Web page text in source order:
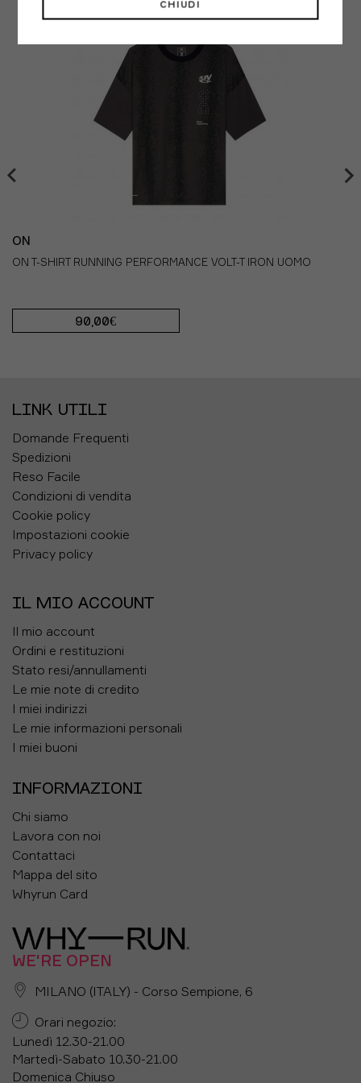
Come prendere le misure:
esegui la misurazione in corrispondenza del
punto più ampio del torace, tenendo il metro sempre
parallelo al pavimento.
misura la circonferenza della vita in
corrispondenza del punto più stretto dell'addome (di
solito corrisponde al punto in cui si forma
tenendo il metro sempre parallelo al pavimento.
esegui la misurazione in corrispondenza del
punto di massima larghezza dei fianchi, tenendo il
ON
ON T-SHIRT RUNNING PERFORMANCE VOLT-T IRON UOMO
90,00€
LINK UTILI
Domande Frequenti
Spedizioni
Reso Facile
Condizioni di vendita
Cookie policy
Impostazioni cookie
Privacy policy
IL MIO ACCOUNT
Il mio account
Ordini e restituzioni
Stato resi/annullamenti
Le mie note di credito
I miei indirizzi
Le mie informazioni personali
I miei buoni
INFORMAZIONI
Chi siamo
Lavora con noi
Contattaci
Mappa del sito
Whyrun Card
WE'RE OPEN
MILANO (ITALY) - Corso Sempione, 6
Orari negozio:
Lunedì 12.30-21.00
Martedì-Sabato 10.30-21.00
Domenica Chiuso
CHIUDI